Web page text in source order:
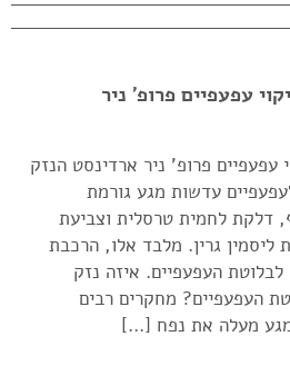
עפעפיים פרופ' ניר
עפעפיים פרופ' ניר ארדינסט הנזק
עדשות מגע גורמת
דלקת לחמית טרסלית וצביעת
ליסמין גרין. מלבד אלו, הרכבת
העפעפיים. איזה נזק
העפעפיים? מחקרים רבים
מעלה את נפח […]